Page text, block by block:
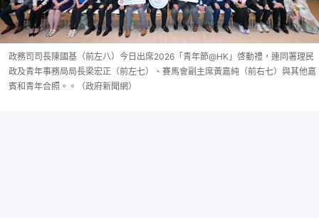
政務司司長陳國基（前左八）今日出席2026「青年節@HK」啓動禮，連同署理民
政及青年事務局局長梁宏正（前左七）、賽馬會副主席黃嘉純（前右七）與其他嘉
賓和青年合照。。（政府新聞網）